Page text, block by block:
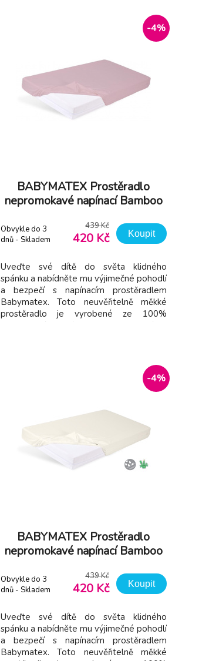
-4%
BABYMATEX Prostěradlo
nepromokavé napínací Bamboo
Obvykle do 3
dnů - Skladem
439 Kč
420 Kč Koupit
Uveďte své dítě do světa klidného
spánku a nabídněte mu výjimečné pohodlí
a bezpečí s napínacím prostěradlem
Babymatex. Toto neuvěřitelně měkké
prostěradlo je vyrobené ze 100%
-4%
BABYMATEX Prostěradlo
nepromokavé napínací Bamboo
Obvykle do 3
dnů - Skladem
439 Kč
420 Kč Koupit
Uveďte své dítě do světa klidného
spánku a nabídněte mu výjimečné pohodlí
a bezpečí s napínacím prostěradlem
Babymatex. Toto neuvěřitelně měkké